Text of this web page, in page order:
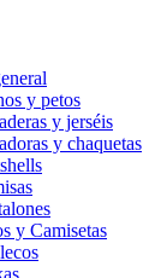
y petos
y jerséis
y chaquetas
y Camisetas